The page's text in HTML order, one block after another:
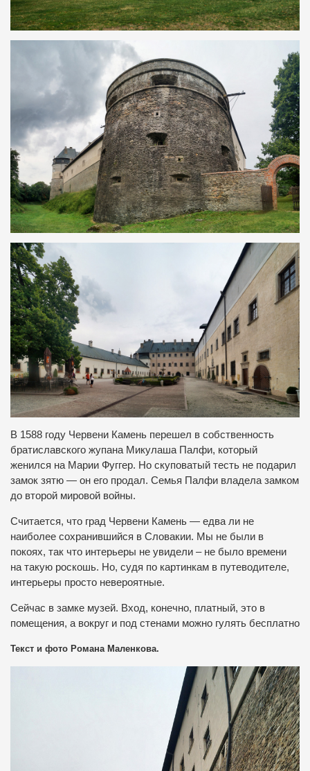
В 1588 году Червени Камень перешел в собственность
братиславского жупана Микулаша Палфи, который
женился на Марии Фуггер. Но скуповатый тесть не подарил
замок зятю — он его продал. Семья Палфи владела замком
до второй мировой войны.
Считается, что град Червени Камень — едва ли не
наиболее сохранившийся в Словакии. Мы не были в
покоях, так что интерьеры не увидели – не было времени
на такую роскошь. Но, судя по картинкам в путеводителе,
интерьеры просто невероятные.
Сейчас в замке музей. Вход, конечно, платный, это в
помещения, а вокруг и под стенами можно гулять бесплатно
Текст и фото Романа Маленкова.